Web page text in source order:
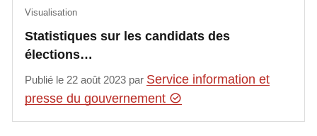
Statistiques sur les candidats des
élections…
Visualisation
Publié le 22 août 2023 par Service information et
presse du gouvernement